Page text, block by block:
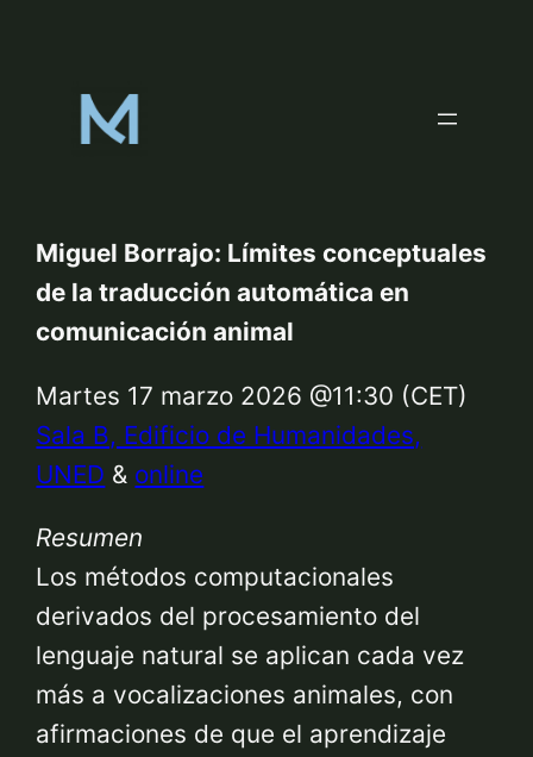
content
Miguel Borrajo: Límites conceptuales
de la traducción automática en
comunicación animal
Martes 17 marzo 2026 @11:30 (CET)
Sala B, Edificio de Humanidades,
UNED & online
Resumen
Los métodos computacionales
derivados del procesamiento del
lenguaje natural se aplican cada vez
más a vocalizaciones animales, con
afirmaciones de que el aprendizaje